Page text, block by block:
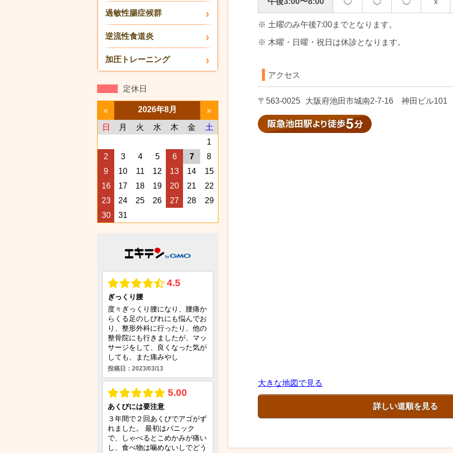
※ 土曜のみ午後7:00までとなります。
※ 木曜・日曜・祝日は休診となります。
アクセス
〒563-0025 大阪府池田市城南2-7-16 神田ビル101
大きな地図で見る
詳しい道順を見る
過敏性腸症候群
逆流性食道炎
加圧トレーニング
定休日
« 2026年8月
»
日
月 火 水 木 金
土
1
2
3 4 5 6 7
8
9
10 11 12 13 14
15
16
17 18 19 20 21
22
23
24 25 26 27 28
29
30
31